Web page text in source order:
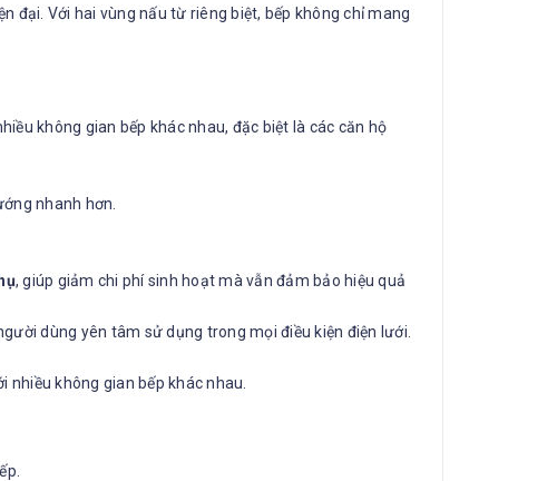
đại. Với hai vùng nấu từ riêng biệt, bếp không chỉ mang
không gian bếp khác nhau, đặc biệt là các căn hộ
nhanh hơn.
, giúp giảm chi phí sinh hoạt mà vẫn đảm bảo hiệu quả
dùng yên tâm sử dụng trong mọi điều kiện điện lưới.
không gian bếp khác nhau.